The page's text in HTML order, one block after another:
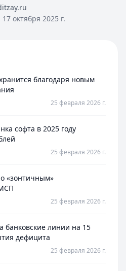
17 октября 2025 г.
благодаря новым
25 февраля 2026 г.
софта в 2025 году
25 февраля 2026 г.
«зонтичным»
25 февраля 2026 г.
банковские линии на 15
дефицита
25 февраля 2026 г.